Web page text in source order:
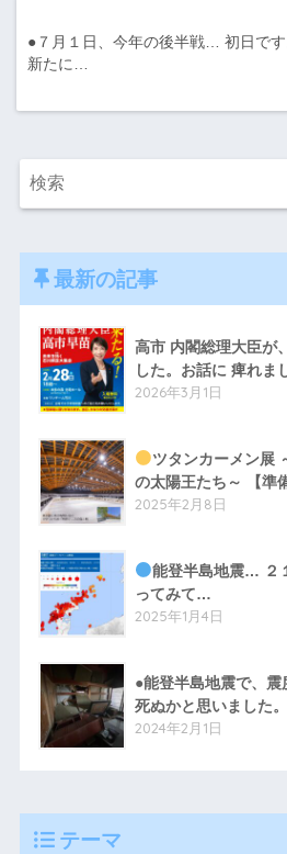
●７月１日、今年の後半戦… 初日です
新たに…
最新の記事
高市 内閣総理大臣が
した。お話に 痺れま
2026年3月1日
ツタンカーメン展
の太陽王たち～ 【準
2025年2月8日
能登半島地震… ２
ってみて…
2025年1月4日
●能登半島地震で、
死ぬかと思いました。
2024年2月1日
テーマ